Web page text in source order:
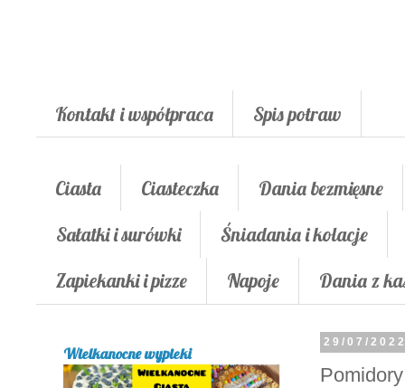
Kontakt i współpraca Spis potraw
Ciasta Ciasteczka
Dania bezmięsne
Sałatki i surówki
Śniadania i kolacje
Zapiekanki i pizze
Napoje Dania z
29/07/
Wielkanocne wypieki